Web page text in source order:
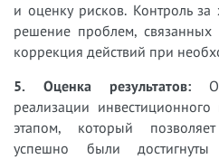
и оценку рисков. Контроль
решение проблем, связанных
коррекция действий при
5. Оценка результатов:
реализации
этапом, который
успешно были